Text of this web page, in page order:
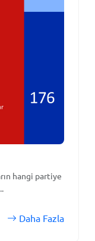
hangi partiye
Daha Fazla